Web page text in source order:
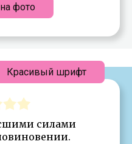
фото
силами
Красивый шрифт